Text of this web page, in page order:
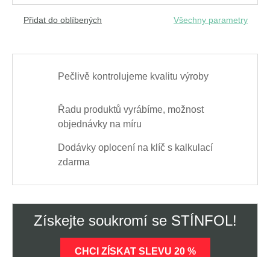
Přidat do oblíbených Všechny parametry
Pečlivě kontrolujeme kvalitu výroby
Řadu produktů vyrábíme, možnost
objednávky na míru
Dodávky oplocení na klíč s kalkulací
zdarma
Získejte soukromí se STÍNFOL!
CHCI ZÍSKAT SLEVU 20 %